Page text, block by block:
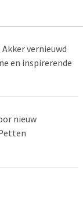
vernieuwd
en inspirerende
nieuw